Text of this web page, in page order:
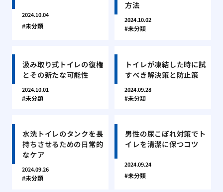
2024.10.04
未分類
方法
2024.10.02
未分類
汲み取り式トイレの復権
とその新たな可能性
2024.10.01
未分類
トイレが凍結した時に試
すべき解決策と防止策
2024.09.28
未分類
水洗トイレのタンクを長
持ちさせるための日常的
なケア
2024.09.26
未分類
男性の尿こぼれ対策でト
イレを清潔に保つコツ
2024.09.24
未分類